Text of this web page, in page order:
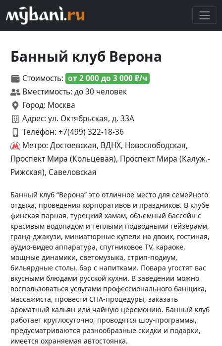
Банный клуб Верона
Стоимость: от 2 000 до 3 000 ₽/ч
Вместимость: до 30 человек
Город: Москва
Адрес: ул. Октябрьская, д. 33А
Телефон: +7(499) 322-18-36
Метро: Достоевская, ВДНХ, Новослободская,
Проспект Мира (Кольцевая), Проспект Мира (Калуж.-
Рижская), Савеловская
Банный клуб “Верона” это отличное место для семейного
отдыха, проведения корпоративов и праздников. В клубе
финская парная, турецкий хамам, объемный бассейн с
красивым водопадом и теплыми подводными гейзерами,
гранд-джакузи, миниатюрные купели на двоих, гостиная,
аудио-видео аппаратура, спутниковое TV, караоке,
мощные динамики, светомузыка, стрип-подиум,
бильярдные столы, бар с напитками. Повара угостят вас
вкусными блюдами русской кухни. В заведении можно
воспользоваться услугами профессионального банщика,
массажиста, провести СПА-процедуры, заказать
ароматный кальян или чайную церемонию. Банный клуб
работает круглосуточно, проводятся шоу-программы,
предусматриваются разнообразные скидки и подарки,
имеется охраняемая автостоянка.